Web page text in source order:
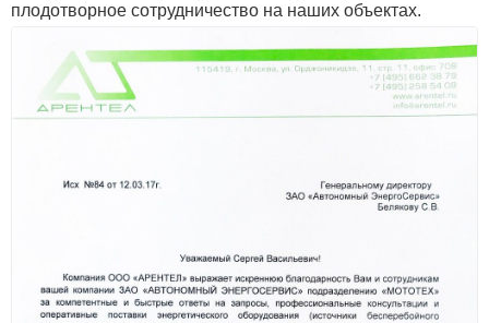
плодотворное сотрудничество на наших объектах.